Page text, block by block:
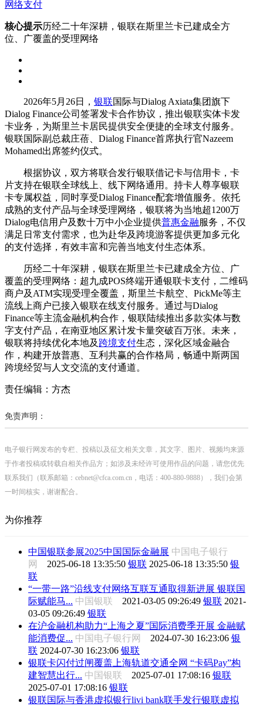
网络支付
核心提示历经二十年深耕，银联在斯里兰卡已建成全方
位、广覆盖的受理网络
2026年5月26日， 银联国际与Dialog Axiata集团旗下
Dialog Finance公司签署发卡合作协议，推出银联实体卡发
卡业务，为斯里兰卡居民提供安全便捷的全球支付服务。
银联国际副总裁庄蓓、Dialog Finance首席执行官Nazeem
Mohamed出席签约仪式。
根据协议，双方将联合发行银联借记卡与信用卡，卡
片支持在银联全球线上、线下网络通用。持卡人尊享银联
卡专属权益，同时享受Dialog Finance配套增值服务。依托
成熟的支付产品与全球受理网络，银联将为当地超1200万
Dialog电信用户及数十万中小企业提供普惠金融服务，不仅
满足日常支付需求，也为赴华及跨境游客提供更加多元化
的支付选择，有效丰富和完善当地支付生态体系。
历经二十年深耕，银联在斯里兰卡已建成全方位、广
覆盖的受理网络：超九成POS终端开通银联卡支付，二维码
商户及ATM实现受理全覆盖，斯里兰卡航空、PickMe等主
流线上商户已接入银联在线支付服务。通过与Dialog
Finance等主流金融机构合作，银联陆续推出多款实体与数
字支付产品，在南亚地区累计发卡量突破百万张。未来，
银联将持续优化本地及 跨境支付生态，深化区域金融合
作，构建开放普惠、互利共赢的合作格局，畅通中斯两国
跨境经贸与人文交流的支付通道。
责任编辑：方杰
免责声明：
电子银行网发布的专栏、投稿以及征文相关文章，其文字、图片、视频均来源
于作者投稿或转载自相关作品方；如涉及未经许可使用作品的问题，请您优先
联系我们（联系邮箱：cebnet@cfca.com.cn，电话：400-880-9888），我们会第
一时间核实，谢谢配合。
为你推荐
中国银联参展2025中国国际金融展 中国电子银行
网 2025-06-18 13:35:50 银联 2025-06-18 13:35:50 银
联
“一带一路”沿线支付网络互联互通取得新进展 银联国
际赋能马... 中国银联 2021-03-05 09:26:49 银联 2021-
03-05 09:26:49 银联
在沪金融机构助力“上海之夏”国际消费季开展 金融赋
能消费促... 中国电子银行网 2024-07-30 16:23:06 银
联 2024-07-30 16:23:06 银联
银联卡闪付过闸覆盖上海轨道交通全网 “卡码Pay”构
建智慧出行... 中国银联 2025-07-01 17:08:16 银联
2025-07-01 17:08:16 银联
银联国际与香港虚拟银行livi bank联手发行银联虚拟